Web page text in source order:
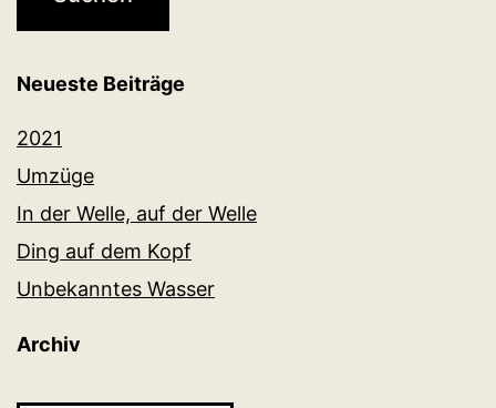
Neueste Beiträge
2021
Umzüge
In der Welle, auf der Welle
Ding auf dem Kopf
Unbekanntes Wasser
Archiv